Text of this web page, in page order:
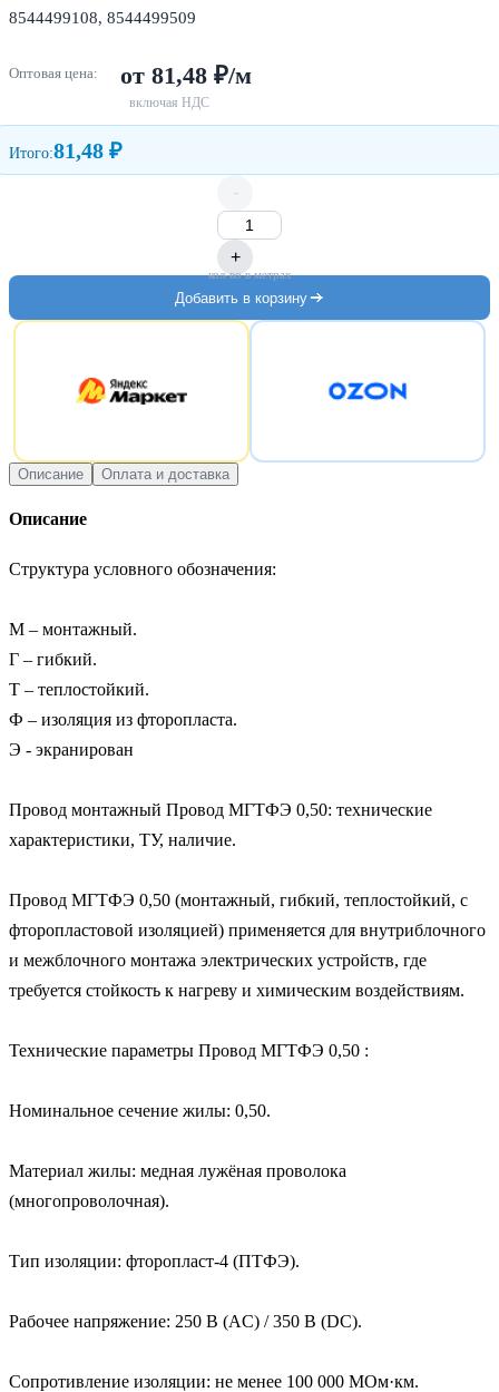
8544499108, 8544499509
Оптовая цена: от 81,48 ₽/м
включая НДС
Итого:81,48 ₽
-
+
кол-во в метрах
Добавить в корзину
Описание Оплата и доставка
Описание
Структура условного обозначения:
М – монтажный.
Г – гибкий.
Т – теплостойкий.
Ф – изоляция из фторопласта.
Э - экранирован
Провод монтажный Провод МГТФЭ 0,50: технические
характеристики, ТУ, наличие.
Провод МГТФЭ 0,50 (монтажный, гибкий, теплостойкий, с
фторопластовой изоляцией) применяется для внутриблочного
и межблочного монтажа электрических устройств, где
требуется стойкость к нагреву и химическим воздействиям.
Технические параметры Провод МГТФЭ 0,50 :
Номинальное сечение жилы: 0,50.
Материал жилы: медная лужёная проволока
(многопроволочная).
Тип изоляции: фторопласт‑4 (ПТФЭ).
Рабочее напряжение: 250 В (AC) / 350 В (DC).
Сопротивление изоляции: не менее 100 000 МОм·км.